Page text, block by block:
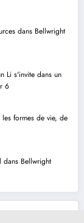
dans Bellwright
Li s'invite dans un
6
formes de vie, de
dans Bellwright